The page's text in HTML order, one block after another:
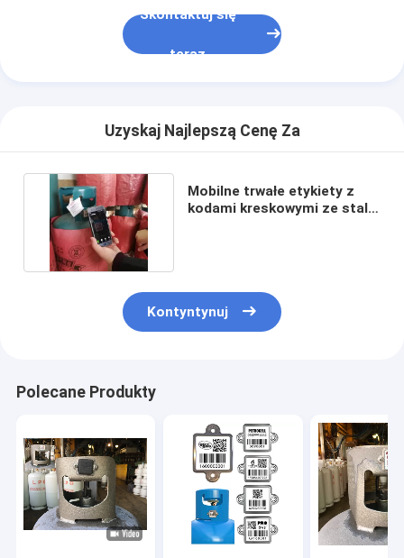
Skontaktuj się
teraz
Uzyskaj Najlepszą Cenę Za
Mobilne trwałe etykiety z
kodami kreskowymi ze stali
Kontyntynuj
Polecane Produkty